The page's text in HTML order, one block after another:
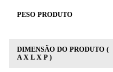
PESO PRODUTO
DIMENSÃO DO PRODUTO (
A X L X P )